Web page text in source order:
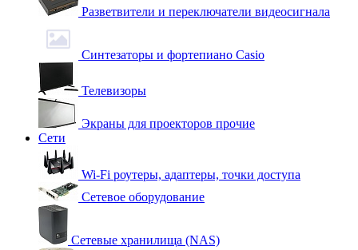
Разветвители и переключатели видеосигнала
Синтезаторы и фортепиано Casio
Телевизоры
Экраны для проекторов прочие
Сети
Wi-Fi роутеры, адаптеры, точки доступа
Сетевое оборудование
Сетевые хранилища (NAS)